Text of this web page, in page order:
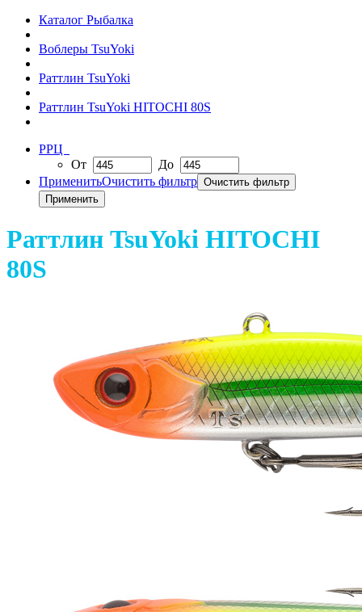
Каталог Рыбалка
Воблеры TsuYoki
Раттлин TsuYoki
Раттлин TsuYoki HITOCHI 80S
РРЦ
От
До
ПрименитьОчистить фильтр
Раттлин TsuYoki HITOCHI
80S